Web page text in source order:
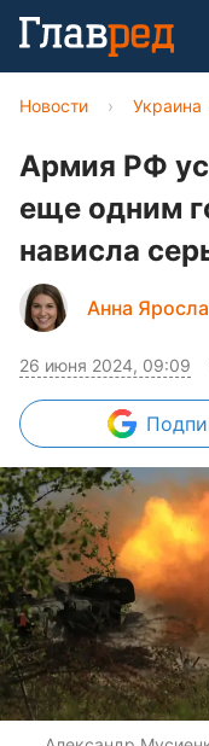
Новости › Украина
Армия РФ
еще одним
нависла
Анна
26 июня 2024, 09:09